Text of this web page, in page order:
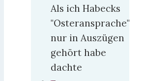
Als ich Habecks
"Osteransprache"
nur in Auszügen
gehört habe
dachte